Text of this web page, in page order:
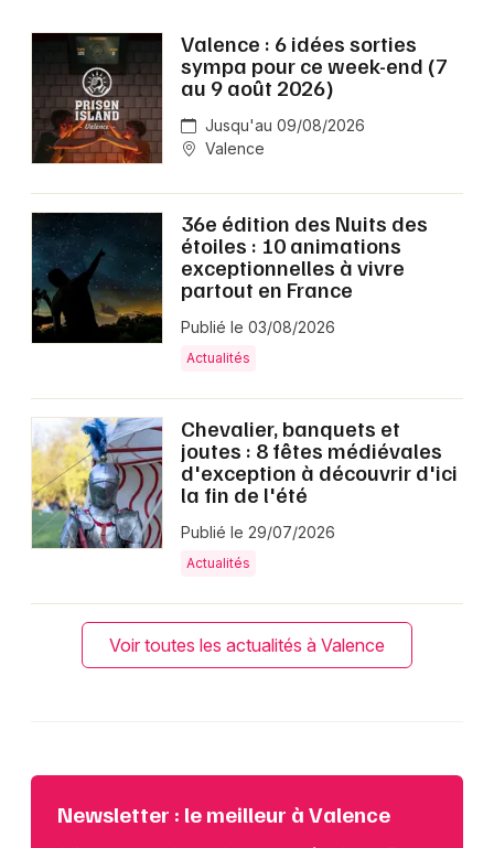
Valence : 6 idées sorties
sympa pour ce week-end (7
au 9 août 2026)
Jusqu'au 09/08/2026
Valence
36e édition des Nuits des
étoiles : 10 animations
exceptionnelles à vivre
partout en France
Publié le 03/08/2026
Actualités
Chevalier, banquets et
joutes : 8 fêtes médiévales
d'exception à découvrir d'ici
la fin de l'été
Publié le 29/07/2026
Actualités
Voir toutes les actualités à Valence
Newsletter : le meilleur à Valence